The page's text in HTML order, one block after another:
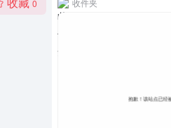
0 收件夹